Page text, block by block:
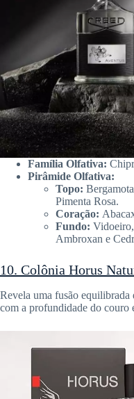
Família Olfativa:
Pirâmide Olfativa:
Topo:
Pimenta Rosa.
Coração:
Fundo:
Ambroxan e
10. Colônia Horus
Revela uma fusão equilibrada
com a profundidade do couro